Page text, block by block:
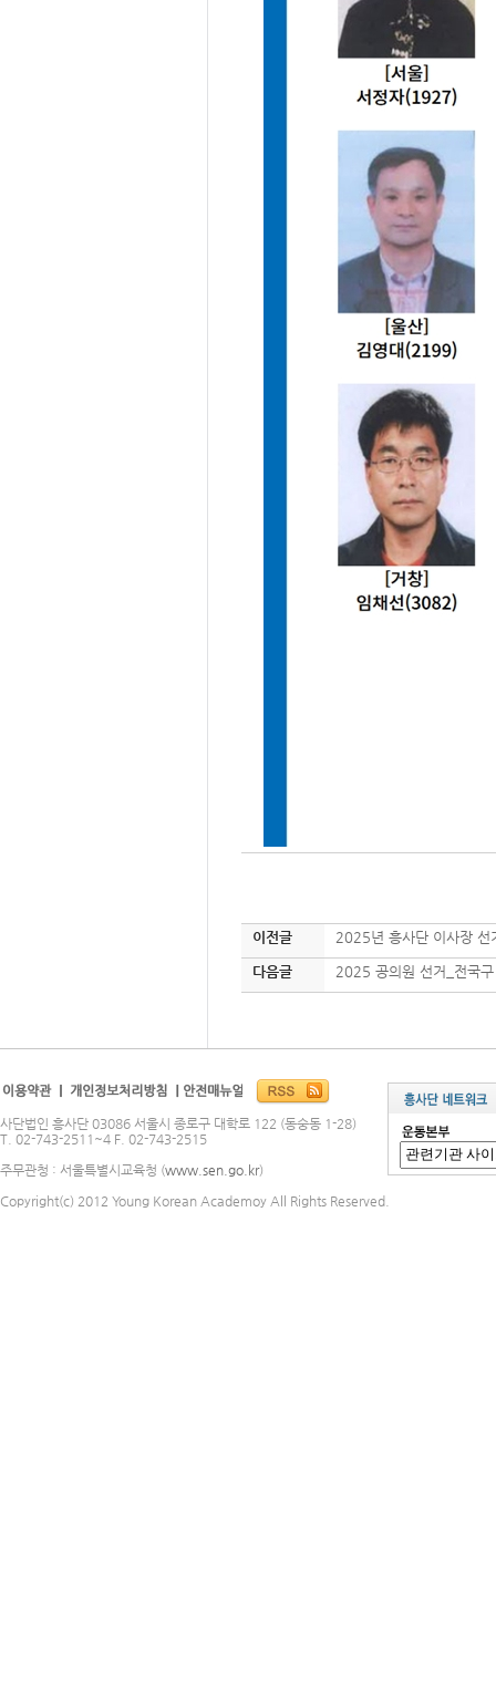
이전글 2025년 흥사단 이사장 선
다음글 2025 공의원 선거_전국
사단법인 흥사단 03086 서울시 종로구 대학로 122 (동숭동 1-28)
T. 02-743-2511~4 F. 02-743-2515
주무관청 : 서울특별시교육청 (www.sen.go.kr)
Copyright(c) 2012 Young Korean Academoy All Rights Reserved.